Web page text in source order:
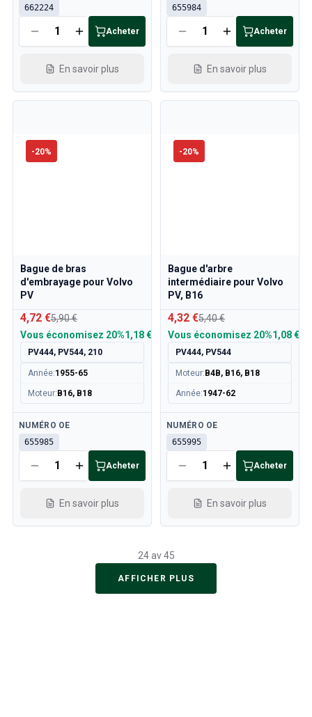
662224
Acheter
En savoir plus
655984
Acheter
En savoir plus
-20%
Bague de bras
d'embrayage pour Volvo
PV
4,72 €5,90 €
Vous économisez 20%1,18 €
PV444, PV544, 210
Année:1955-65
Moteur: B16, B18
Disponible
NUMÉRO OE
655985
Acheter
En savoir plus
-20%
Bague d'arbre
intermédiaire pour Volvo
PV, B16
4,32 €5,40 €
Vous économisez 20%1,08 €
PV444, PV544
Moteur: B4B, B16, B18
Année:1947-62
Disponible
NUMÉRO OE
655995
Acheter
En savoir plus
24 av 45
AFFICHER PLUS